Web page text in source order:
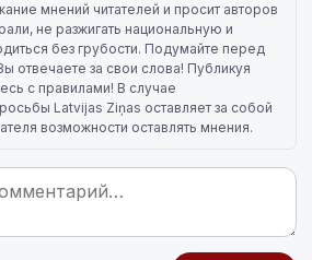
мнений читателей и просит авторов
не разжигать национальную и
без грубости. Подумайте перед
отвечаете за свои слова! Публикуя
с правилами! В случае
Latvijas Ziņas оставляет за собой
возможности оставлять мнения.